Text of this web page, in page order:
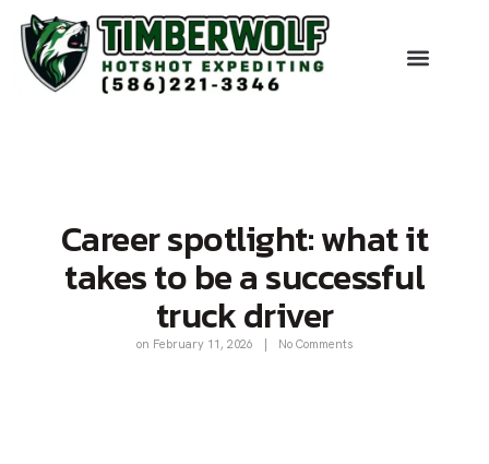
Career spotlight: what it
takes to be a successful
truck driver
on February 11, 2026 | No Comments